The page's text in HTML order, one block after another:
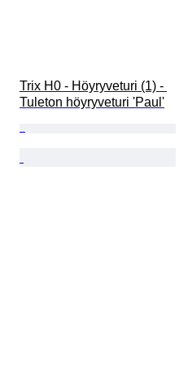
Trix H0 - Höyryveturi (1) -
Tuleton höyryveturi 'Paul'